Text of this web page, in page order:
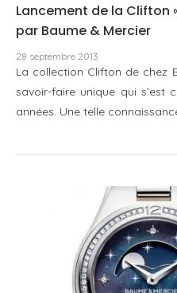
Lancement de la Clifton
par Baume & Mercier
28 septembre 2013
La collection Clifton de chez
savoir-faire unique qui s’est
années. Une telle